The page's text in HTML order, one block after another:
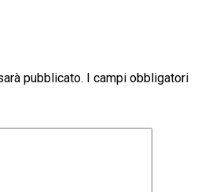
pubblicato. I campi obbligatori